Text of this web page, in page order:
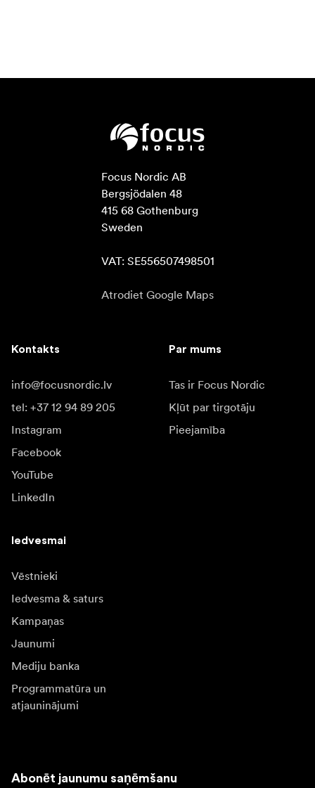
Focus Nordic AB
Bergsjödalen 48
415 68 Gothenburg
Sweden
VAT: SE556507498501
Atrodiet Google Maps
Kontakts
info@focusnordic.lv
tel: +37 12 94 89 205
Instagram
Facebook
YouTube
LinkedIn
Par mums
Tas ir Focus Nordic
Kļūt par tirgotāju
Pieejamība
Iedvesmai
Vēstnieki
Iedvesma & saturs
Kampaņas
Jaunumi
Mediju banka
Programmatūra un
atjauninājumi
Abonēt jaunumu saņēmšanu